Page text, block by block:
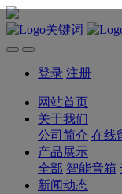
登录 注册
网站首页
关于我们
公司简介 在线
产品展示
全部 智能音箱
新闻动态